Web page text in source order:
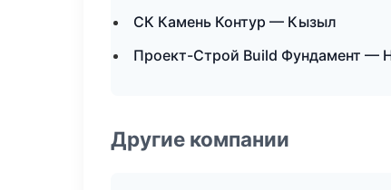
СК Камень Контур — Кызыл
Проект-Строй Build Фундамент —
Другие компании